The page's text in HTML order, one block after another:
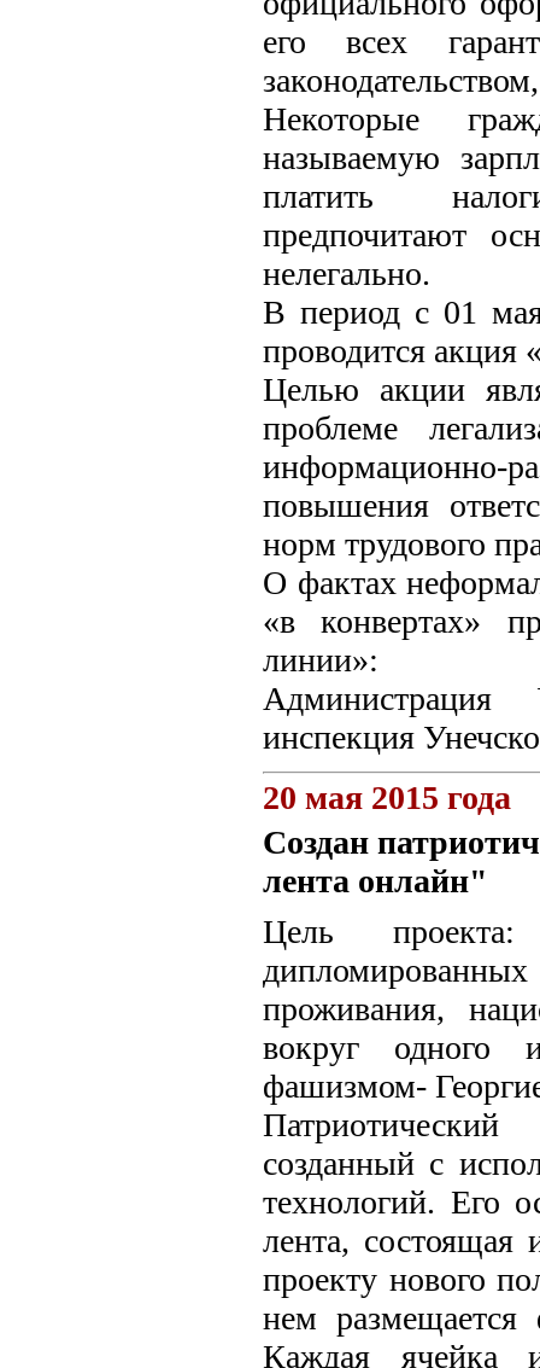
его всех
Некоторые
называемую
платить
предпочитают
нелегально.
В период с 01
проводится акция
Целью акции
проблеме
информационно-
повышения
норм трудового
О фактах
«в конвертах»
линии»:
Администрация
инспекция
20 мая 2015 года
Создан
лента онлайн"
Цель
дипломированных
проживания,
вокруг одного
фашизмом-
созданный с
технологий. Его
лента, состоящая
проекту нового
нем
Каждая ячейка